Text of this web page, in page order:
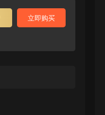
立即购买